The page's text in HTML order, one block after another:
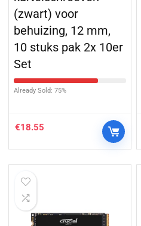
(zwart) voor
behuizing, 12 mm,
10 stuks pak 2x 10er
Set
Already Sold: 75%
€18.55